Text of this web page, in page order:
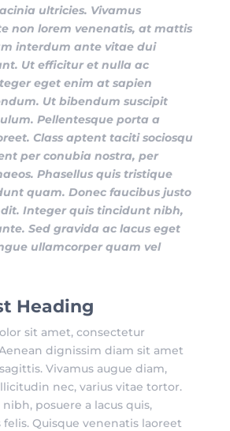
ultricies. Vivamus
non lorem venenatis, at mattis
interdum ante vitae dui
Ut efficitur et nulla ac
eget enim at sapien
Ut bibendum suscipit
Pellentesque porta a
Class aptent taciti sociosqu
per conubia nostra, per
Phasellus quis tristique
quam. Donec faucibus justo
Integer quis tincidunt nibh,
Sed gravida ac lacus eget
ullamcorper quam vel
Heading
sit amet, consectetur
dignissim diam sit amet
Vivamus augue diam,
nec, varius vitae tortor.
posuere a lacus quis,
Quisque venenatis laoreet